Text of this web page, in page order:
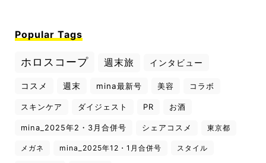
Popular Tags
ホロスコープ 週末旅 インタビュー
コスメ 週末 mina最新号 美容 コラボ
スキンケア ダイジェスト PR お酒
mina_2025年2・3月合併号 シェアコスメ 東京都
メガネ mina_2025年12・1月合併号 スタイル